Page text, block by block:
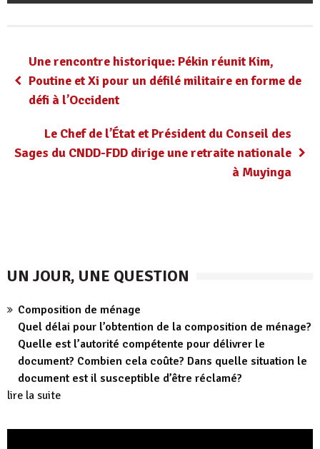
Une rencontre historique: Pékin réunit Kim,
Poutine et Xi pour un défilé militaire en forme de
défi à l’Occident
Le Chef de l’État et Président du Conseil des
Sages du CNDD-FDD dirige une retraite nationale
à Muyinga
UN JOUR, UNE QUESTION
Composition de ménage
Quel délai pour l’obtention de la composition de ménage?
Quelle est l’autorité compétente pour délivrer le
document? Combien cela coûte? Dans quelle situation le
document est il susceptible d’être réclamé?
lire la suite